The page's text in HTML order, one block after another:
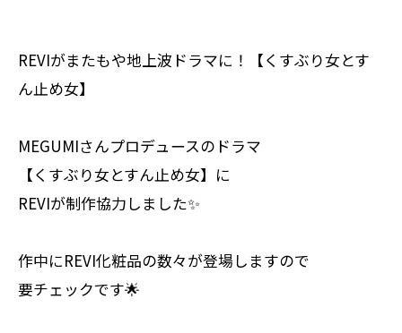
REVIがまたもや地上波ドラマに！【くすぶり女とす
ん止め女】
MEGUMIさんプロデュースのドラマ
【くすぶり女とすん止め女】に
REVIが制作協力しました✨
作中にREVI化粧品の数々が登場しますので
要チェックです🌟